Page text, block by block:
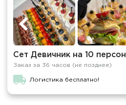
Сет Девичник на 10 персон
Заказ за 36 часов (не позднее)
Логистика бесплатно!